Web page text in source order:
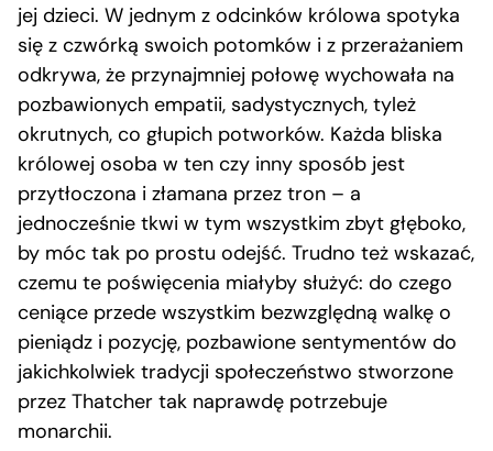
jej dzieci. W jednym z odcinków królowa spotyka
się z czwórką swoich potomków i z przerażaniem
odkrywa, że przynajmniej połowę wychowała na
pozbawionych empatii, sadystycznych, tyleż
okrutnych, co głupich potworków. Każda bliska
królowej osoba w ten czy inny sposób jest
przytłoczona i złamana przez tron – a
jednocześnie tkwi w tym wszystkim zbyt głęboko,
by móc tak po prostu odejść. Trudno też wskazać,
czemu te poświęcenia miałyby służyć: do czego
ceniące przede wszystkim bezwzględną walkę o
pieniądz i pozycję, pozbawione sentymentów do
jakichkolwiek tradycji społeczeństwo stworzone
przez Thatcher tak naprawdę potrzebuje
monarchii.